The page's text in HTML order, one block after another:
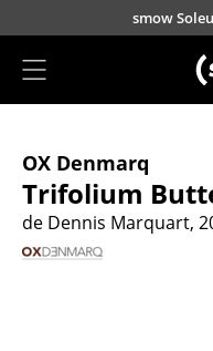
Accéder smow
Sièges
Chaises de cuisine
Canapés
OX Denmarq
Trifolium
de Dennis Marquart,